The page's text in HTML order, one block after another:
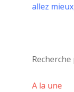
allez
A la une